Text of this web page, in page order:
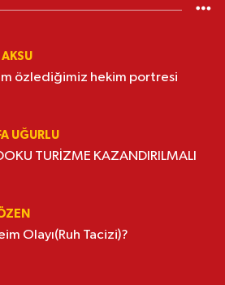
özlediğimiz hekim portresi
UĞURLU
TURİZME KAZANDIRILMALI
Olayı(Ruh Tacizi)?